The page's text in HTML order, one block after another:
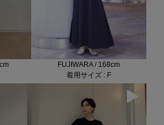
FUJIWARA / 168cm
着用サイズ : F